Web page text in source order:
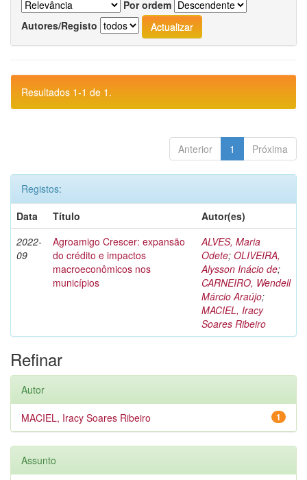
Por ordem
Autores/Registo
Resultados 1-1 de 1.
Anterior 1 Próxima
Registos:
Data
Título
Autor(es)
2022-
09
Agroamigo Crescer: expansão
do crédito e impactos
macroeconômicos nos
municípios
ALVES, Maria
Odete; OLIVEIRA,
Alysson Inácio de;
CARNEIRO, Wendell
Márcio Araújo;
MACIEL, Iracy
Soares Ribeiro
Refinar
Autor
1
MACIEL, Iracy Soares Ribeiro
Assunto